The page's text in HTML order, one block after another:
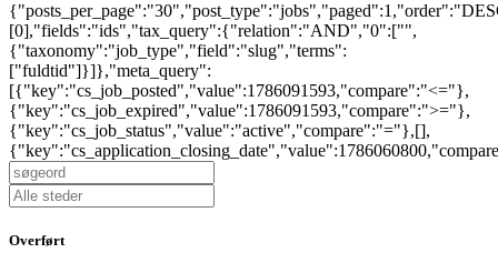
[0],"fields":"ids","tax_query":{"relation":"AND","0":["",
{"taxonomy":"job_type","field":"slug","terms":
["fuldtid"]}]},"meta_query":
[{"key":"cs_job_posted","value":1786091593,"compare":"<="},
{"key":"cs_job_expired","value":1786091593,"compare":">="},
{"key":"cs_job_status","value":"active","compare":"="},[],
Overført